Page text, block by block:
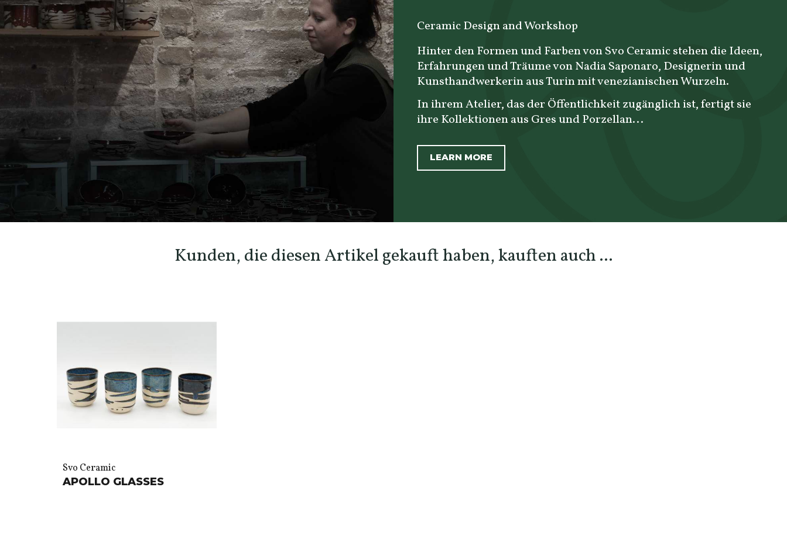
Ceramic Design and Workshop
Hinter den Formen und Farben von Svo Ceramic stehen die Ideen,
Erfahrungen und Träume von Nadia Saponaro, Designerin und
Kunsthandwerkerin aus Turin mit venezianischen Wurzeln.
In ihrem Atelier, das der Öffentlichkeit zugänglich ist, fertigt sie
ihre Kollektionen aus Gres und Porzellan...
LEARN MORE
Kunden, die diesen Artikel gekauft haben, kauften auch ...
Svo Ceramic
APOLLO GLASSES